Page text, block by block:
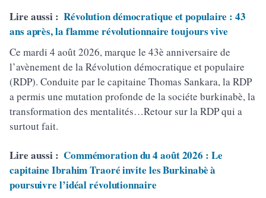
Lire aussi : Révolution démocratique et populaire : 43
ans après, la flamme révolutionnaire toujours vive
Ce mardi 4 août 2026, marque le 43è anniversaire de
l’avènement de la Révolution démocratique et populaire
(RDP). Conduite par le capitaine Thomas Sankara, la RDP
a permis une mutation profonde de la sociéte burkinabè, la
transformation des mentalités…Retour sur la RDP qui a
surtout fait.
Lire aussi : Commémoration du 4 août 2026 : Le
capitaine Ibrahim Traoré invite les Burkinabè à
poursuivre l’idéal révolutionnaire